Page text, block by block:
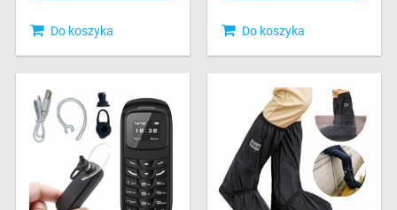
Do koszyka Do koszyka